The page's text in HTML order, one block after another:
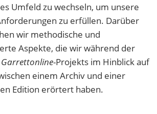
Umfeld zu wechseln, um unsere
zu erfüllen. Darüber
wir methodische und
Aspekte, die wir während der
Garrettonline-Projekts im Hinblick auf
einem Archiv und einer
Edition erörtert haben.